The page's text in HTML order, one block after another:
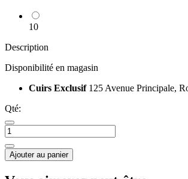
10
Description
Disponibilité en magasin
Cuirs Exclusif 125 Avenue Principale,
Qté:
Ajouter au panier